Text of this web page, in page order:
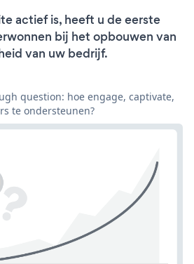
actief is, heeft u de eerste
bij het opbouwen van
van uw bedrijf.
question: hoe engage, captivate,
te ondersteunen?